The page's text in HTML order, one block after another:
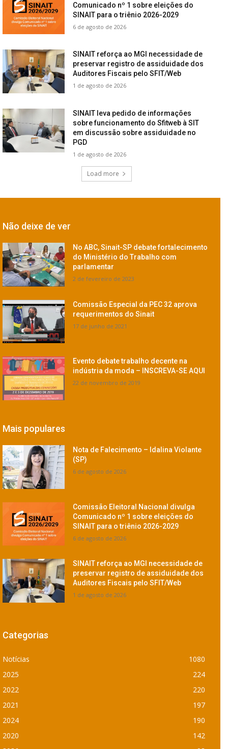
Comunicado nº 1 sobre eleições do
SINAIT para o triênio 2026-2029
6 de agosto de 2026
SINAIT reforça ao MGI necessidade de
preservar registro de assiduidade dos
Auditores Fiscais pelo SFIT/Web
1 de agosto de 2026
SINAIT leva pedido de informações
sobre funcionamento do Sfitweb à SIT
em discussão sobre assiduidade no
PGD
1 de agosto de 2026
Load more
Não deixe de ver
No ABC, Sinait-SP debate fortalecimento
do Ministério do Trabalho com
parlamentar
2 de fevereiro de 2023
Comissão Especial da PEC 32 aprova
requerimentos do Sinait
17 de junho de 2021
Evento debate trabalho decente na
indústria da moda – INSCREVA-SE AQUI
22 de novembro de 2019
Mais populares
Nota de Falecimento – Idalina Violante
(SP)
6 de agosto de 2026
Comissão Eleitoral Nacional divulga
Comunicado nº 1 sobre eleições do
SINAIT para o triênio 2026-2029
6 de agosto de 2026
SINAIT reforça ao MGI necessidade de
preservar registro de assiduidade dos
Auditores Fiscais pelo SFIT/Web
1 de agosto de 2026
Categorias
Notícias
1080
2025
224
2022
220
2021
197
2024
190
2020
142